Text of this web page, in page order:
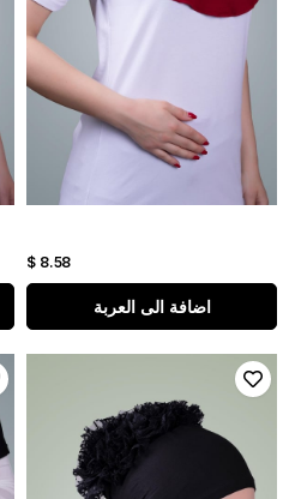
$ 8.58
اضافة الى العربة